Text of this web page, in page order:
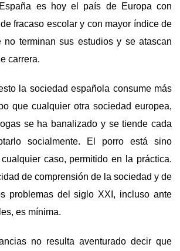
es hoy el país de Europa con
fracaso escolar y con mayor índice de
no terminan sus estudios y se atascan
carrera.
la sociedad española consume más
que cualquier otra sociedad europea,
se ha banalizado y se tiende cada
socialmente. El porro está sino
caso, permitido en la práctica.
de comprensión de la sociedad y de
problemas del siglo XXI, incluso ante
es mínima.
no resulta aventurado decir que